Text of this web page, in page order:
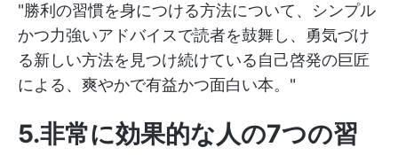
"勝利の習慣を身につける方法について、シンプル
かつ力強いアドバイスで読者を鼓舞し、勇気づけ
る新しい方法を見つけ続けている自己啓発の巨匠
による、爽やかで有益かつ面白い本。"
5.非常に効果的な人の7つの習